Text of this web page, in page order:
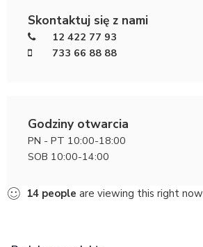
Skontaktuj się z nami
12 422 77 93
733 66 88 88
Godziny otwarcia
PN - PT 10:00-18:00
SOB 10:00-14:00
14 people are viewing this right now